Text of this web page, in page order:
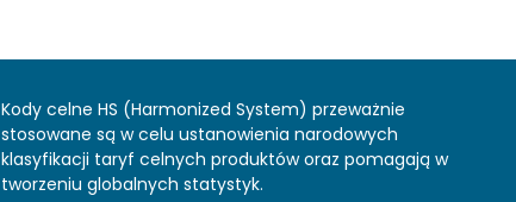
Kody celne HS (Harmonized System) przeważnie
stosowane są w celu ustanowienia narodowych
klasyfikacji taryf celnych produktów oraz pomagają w
tworzeniu globalnych statystyk.